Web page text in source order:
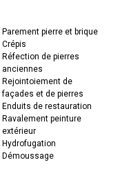
Parement pierre et brique
Crépis
Réfection de pierres
anciennes
Rejointoiement de
façades et de pierres
Enduits de restauration
Ravalement peinture
extérieur
Hydrofugation
Démoussage